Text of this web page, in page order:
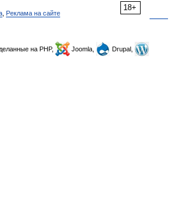
18+
Реклама на сайте
на PHP, Joomla,
Drupal,